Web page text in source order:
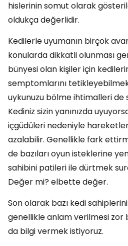
hislerinin somut olarak
oldukça değerlidir.
Kedilerle uyumanın birçok
konularda dikkatli olunması
bünyesi olan kişiler için
semptomlarını
uykunuzu bölme ihtimalleri de
Kediniz sizin yanınızda
içgüdüleri nedeniyle
azalabilir. Genellikle fark
de bazıları oyun isteklerine
sahibini patileri ile dürtmek
Değer mi? elbette değer.
Son olarak bazı kedi
genellikle anlam verilmesi zor
da bilgi vermek istiyoruz.